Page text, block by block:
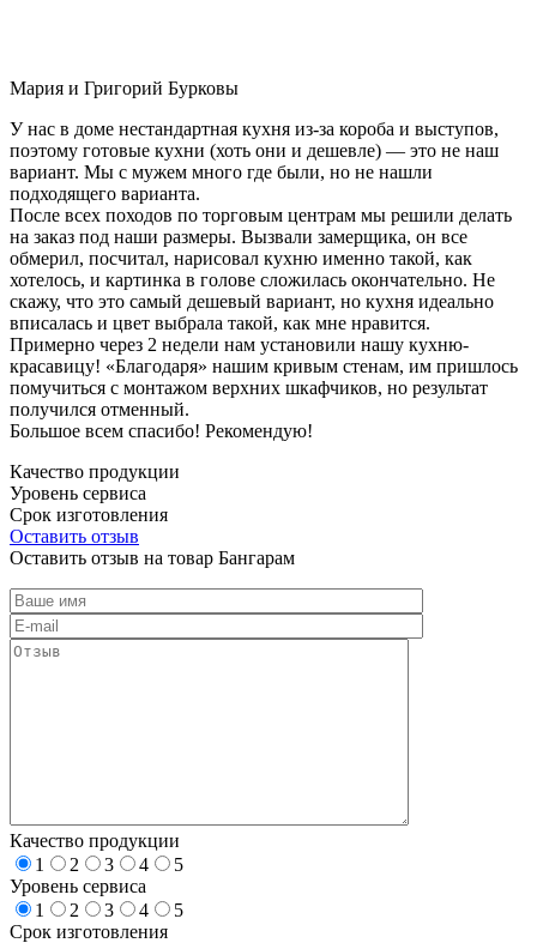
Мария и Григорий Бурковы
У нас в доме нестандартная кухня из-за короба и выступов,
поэтому готовые кухни (хоть они и дешевле) — это не наш
вариант. Мы с мужем много где были, но не нашли
подходящего варианта.
После всех походов по торговым центрам мы решили делать
на заказ под наши размеры. Вызвали замерщика, он все
обмерил, посчитал, нарисовал кухню именно такой, как
хотелось, и картинка в голове сложилась окончательно. Не
скажу, что это самый дешевый вариант, но кухня идеально
вписалась и цвет выбрала такой, как мне нравится.
Примерно через 2 недели нам установили нашу кухню-
красавицу! «Благодаря» нашим кривым стенам, им пришлось
помучиться с монтажом верхних шкафчиков, но результат
получился отменный.
Большое всем спасибо! Рекомендую!
Качество продукции
Уровень сервиса
Срок изготовления
Оставить отзыв
Оставить отзыв на товар Бангарам
Качество продукции
1
2 3 4
5
Уровень сервиса
1
2 3 4
5
Срок изготовления